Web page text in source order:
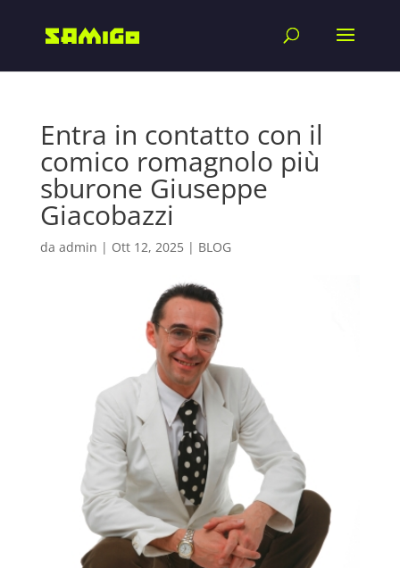
Entra in contatto con il
comico romagnolo più
sburone Giuseppe
Giacobazzi
da admin | Ott 12, 2025| BLOG